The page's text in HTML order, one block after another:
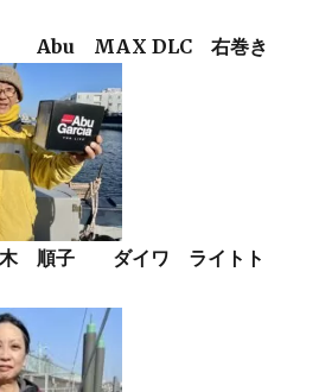
DLC 右巻き
順子 ダイワ ライトト